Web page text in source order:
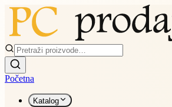
Početna
Katalog